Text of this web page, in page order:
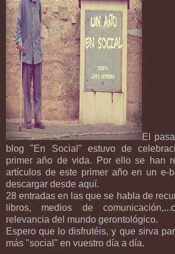
El
blog "En Social" estuvo de
primer año de vida. Por ello se han
artículos de este primer año en un e-
descargar desde aquí.
28 entradas en las que se habla de
libros, medios de
relevancia del mundo gerontológico.
Espero que lo disfrutéis, y que sirva
más "social" en vuestro día a día.